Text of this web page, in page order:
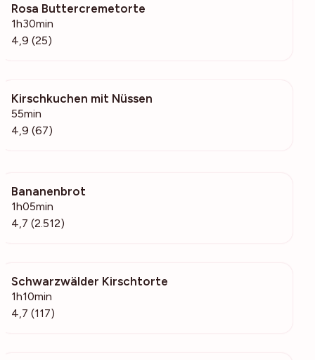
Rosa Buttercremetorte
1h30min
4,9 (25)
Kirschkuchen mit Nüssen
55min
4,9 (67)
Bananenbrot
1h05min
4,7 (2.512)
Schwarzwälder Kirschtorte
1h10min
4,7 (117)